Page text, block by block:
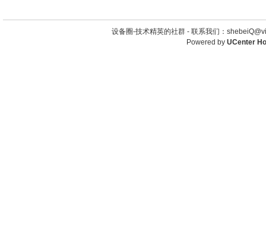
设备圈-技术精英的社群 - 联系我们：
Powered by UCenter